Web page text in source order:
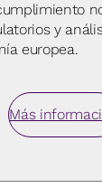
y
europea.
Más